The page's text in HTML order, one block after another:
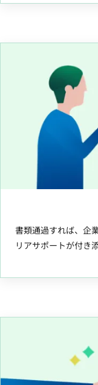
書類通過すれば、企
リアサポートが付き